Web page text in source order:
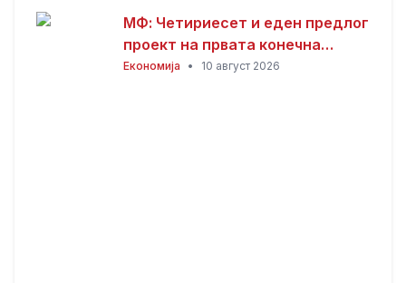
МФ: Четириесет и еден предлог
проект на првата конечна
приоритетна листа за јавни
Економија • 10 август 2026